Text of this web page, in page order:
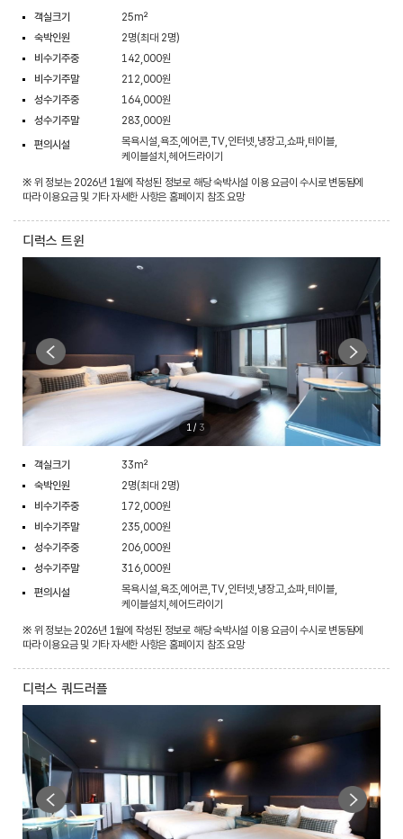
객실크기
25m²
숙박인원
2명(최대 2명)
비수기주중
142,000원
비수기주말
212,000원
성수기주중
164,000원
성수기주말
283,000원
편의시설
목욕시설,욕조,에어콘,TV,인터넷,냉장고,쇼파,테이블,
케이블설치,헤어드라이기
※ 위 정보는 2026년 1월에 작성된 정보로 해당 숙박시설 이용 요금이 수시로 변동됨에
따라 이용요금 및 기타 자세한 사항은 홈페이지 참조 요망
디럭스 트윈
1/ 3
객실크기
33m²
숙박인원
2명(최대 2명)
비수기주중
172,000원
비수기주말
235,000원
성수기주중
206,000원
성수기주말
316,000원
편의시설
목욕시설,욕조,에어콘,TV,인터넷,냉장고,쇼파,테이블,
케이블설치,헤어드라이기
※ 위 정보는 2026년 1월에 작성된 정보로 해당 숙박시설 이용 요금이 수시로 변동됨에
따라 이용요금 및 기타 자세한 사항은 홈페이지 참조 요망
디럭스 쿼드러플